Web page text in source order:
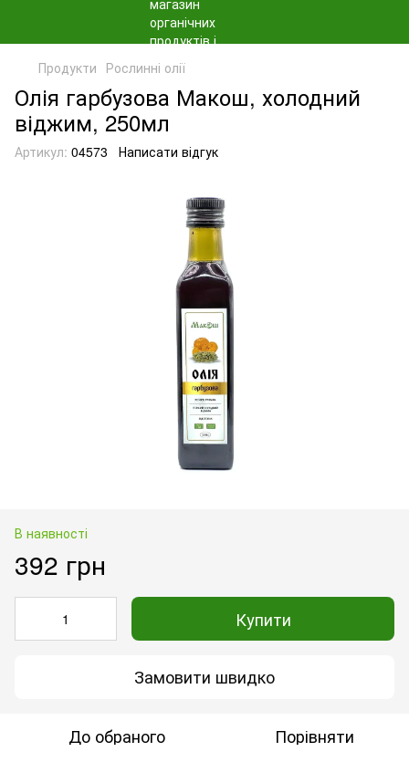
Продукти Рослинні олії
Олія гарбузова Макош, холодний
віджим, 250мл
Артикул: 04573 Написати відгук
В наявності
392 грн
Купити
Замовити швидко
До обраного Порівняти